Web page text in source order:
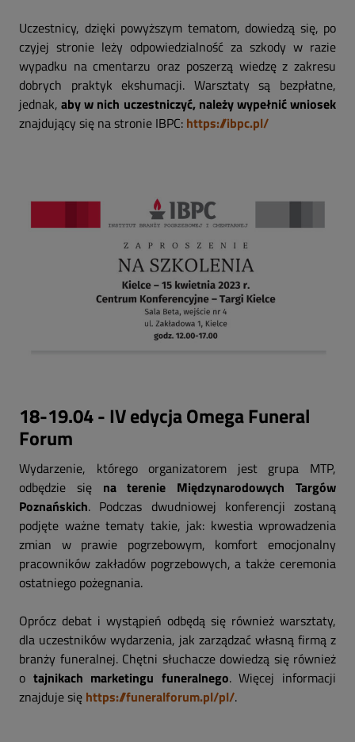
Uczestnicy, dzięki powyższym tematom, dowiedzą się, po
czyjej stronie leży odpowiedzialność za szkody w razie
wypadku na cmentarzu oraz poszerzą wiedzę z zakresu
dobrych praktyk ekshumacji. Warsztaty są bezpłatne,
jednak,aby w nich uczestniczyć, należy wypełnić wniosek
znajdujący się na stronie IBPC: https://ibpc.pl/
18-19.04 - IV edycja Omega Funeral
Forum
Wydarzenie, którego organizatorem jest grupa MTP,
odbędzie się na terenie Międzynarodowych Targów
Poznańskich. Podczas dwudniowej konferencji zostaną
podjęte ważne tematy takie, jak: kwestia wprowadzenia
zmian w prawie pogrzebowym, komfort emocjonalny
pracowników zakładów pogrzebowych, a także ceremonia
ostatniego pożegnania.
Oprócz debat i wystąpień odbędą się również warsztaty,
dla uczestników wydarzenia, jak zarządzać własną firmą z
branży funeralnej. Chętni słuchacze dowiedzą się również
o tajnikach marketingu funeralnego. Więcej informacji
znajduje się https://funeralforum.pl/pl/.